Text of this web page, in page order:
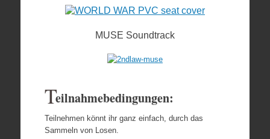
MUSE Soundtrack
Teilnahmebedingungen:
Teilnehmen könnt ihr ganz einfach, durch das
Sammeln von Losen.